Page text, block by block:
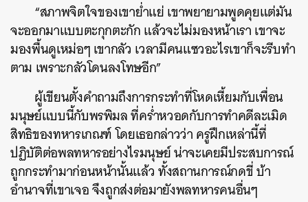
“สภาพจิตใจของเขาย่ำแย่ เขาพยายามพูดคุยแต่มัน
จะออกมาแบบตะกุกตะกัก แล้วจะไม่มองหน้าเรา เขาจะ
มองพื้นดูเหม่อๆ เขากลัว เวลามีคนแซวอะไรเขาก็จะรีบทำ
ตาม เพราะกลัวโดนลงโทษอีก”
ผู้เขียนตั้งคำถามถึงการกระทำที่โหดเหี้ยมกับเพื่อน
มนุษย์แบบนี้กับพรพิมล ที่คร่ำหวอดกับการทำคดีละเมิด
สิทธิของทหารเกณฑ์ โดยเธอกล่าวว่า ครูฝึกเหล่านี้ที่
ปฏิบัติต่อพลทหารอย่างไรมนุษย์ น่าจะเคยมีประสบการณ์
ถูกกระทำมาก่อนหน้านั้นแล้ว ทั้งสถานการณ์กดขี่ บ้า
อำนาจที่เขาเจอ จึงถูกส่งต่อมายังพลทหารคนอื่นๆ